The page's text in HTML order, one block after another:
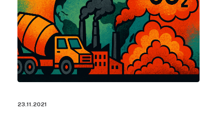
23.11.2021